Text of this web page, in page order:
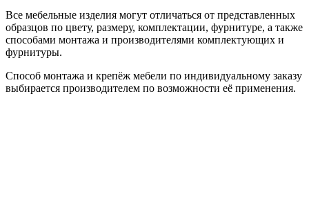
Все мебельные изделия могут отличаться от представленных
образцов по цвету, размеру, комплектации, фурнитуре, а также
способами монтажа и производителями комплектующих и
фурнитуры.
Способ монтажа и крепёж мебели по индивидуальному заказу
выбирается производителем по возможности её применения.